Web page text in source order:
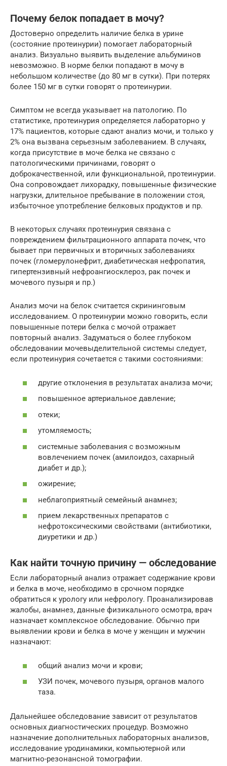
Почему белок попадает в мочу?
Достоверно определить наличие белка в урине
(состояние протеинурии) помогает лабораторный
анализ. Визуально выявить выделение альбуминов
невозможно. В норме белки попадают в мочу в
небольшом количестве (до 80 мг в сутки). При потерях
более 150 мг в сутки говорят о протеинурии.
Симптом не всегда указывает на патологию. По
статистике, протеинурия определяется лабораторно у
17% пациентов, которые сдают анализ мочи, и только у
2% она вызвана серьезным заболеванием. В случаях,
когда присутствие в моче белка не связано с
патологическими причинами, говорят о
доброкачественной, или функциональной, протеинурии.
Она сопровождает лихорадку, повышенные физические
нагрузки, длительное пребывание в положении стоя,
избыточное употребление белковых продуктов и пр.
В некоторых случаях протеинурия связана с
повреждением фильтрационного аппарата почек, что
бывает при первичных и вторичных заболеваниях
почек (гломерулонефрит, диабетическая нефропатия,
гипертензивный нефроангиосклероз, рак почек и
мочевого пузыря и пр.)
Анализ мочи на белок считается скрининговым
исследованием. О протеинурии можно говорить, если
повышенные потери белка с мочой отражает
повторный анализ. Задуматься о более глубоком
обследовании мочевыделительной системы следует,
если протеинурия сочетается с такими состояниями:
другие отклонения в результатах анализа мочи;
повышенное артериальное давление;
отеки;
утомляемость;
системные заболевания с возможным
вовлечением почек (амилоидоз, сахарный
диабет и др.);
ожирение;
неблагоприятный семейный анамнез;
прием лекарственных препаратов с
нефротоксическими свойствами (антибиотики,
диуретики и др.)
Как найти точную причину — обследование
Если лабораторный анализ отражает содержание крови
и белка в моче, необходимо в срочном порядке
обратиться к урологу или нефрологу. Проанализировав
жалобы, анамнез, данные физикального осмотра, врач
назначает комплексное обследование. Обычно при
выявлении крови и белка в моче у женщин и мужчин
назначают:
общий анализ мочи и крови;
УЗИ почек, мочевого пузыря, органов малого
таза.
Дальнейшее обследование зависит от результатов
основных диагностических процедур. Возможно
назначение дополнительных лабораторных анализов,
исследование уродинамики, компьютерной или
магнитно-резонансной томографии.